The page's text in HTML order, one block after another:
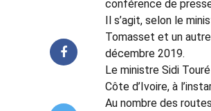
conférence de
Il s’agit, selon le
Tomasset et un
décembre 2019.
Le ministre Sidi
Côte d’Ivoire, à
Au nombre des